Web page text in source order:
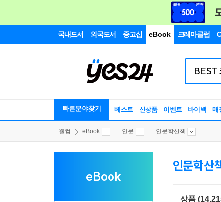
국내도서 외국도서 중고샵 eBook 크레마클럽
빠른분야찾기 베스트 신상품 이벤트 바이백 매
웰컴 eBook 인문 인문학산책
eBook
인문학산
상품